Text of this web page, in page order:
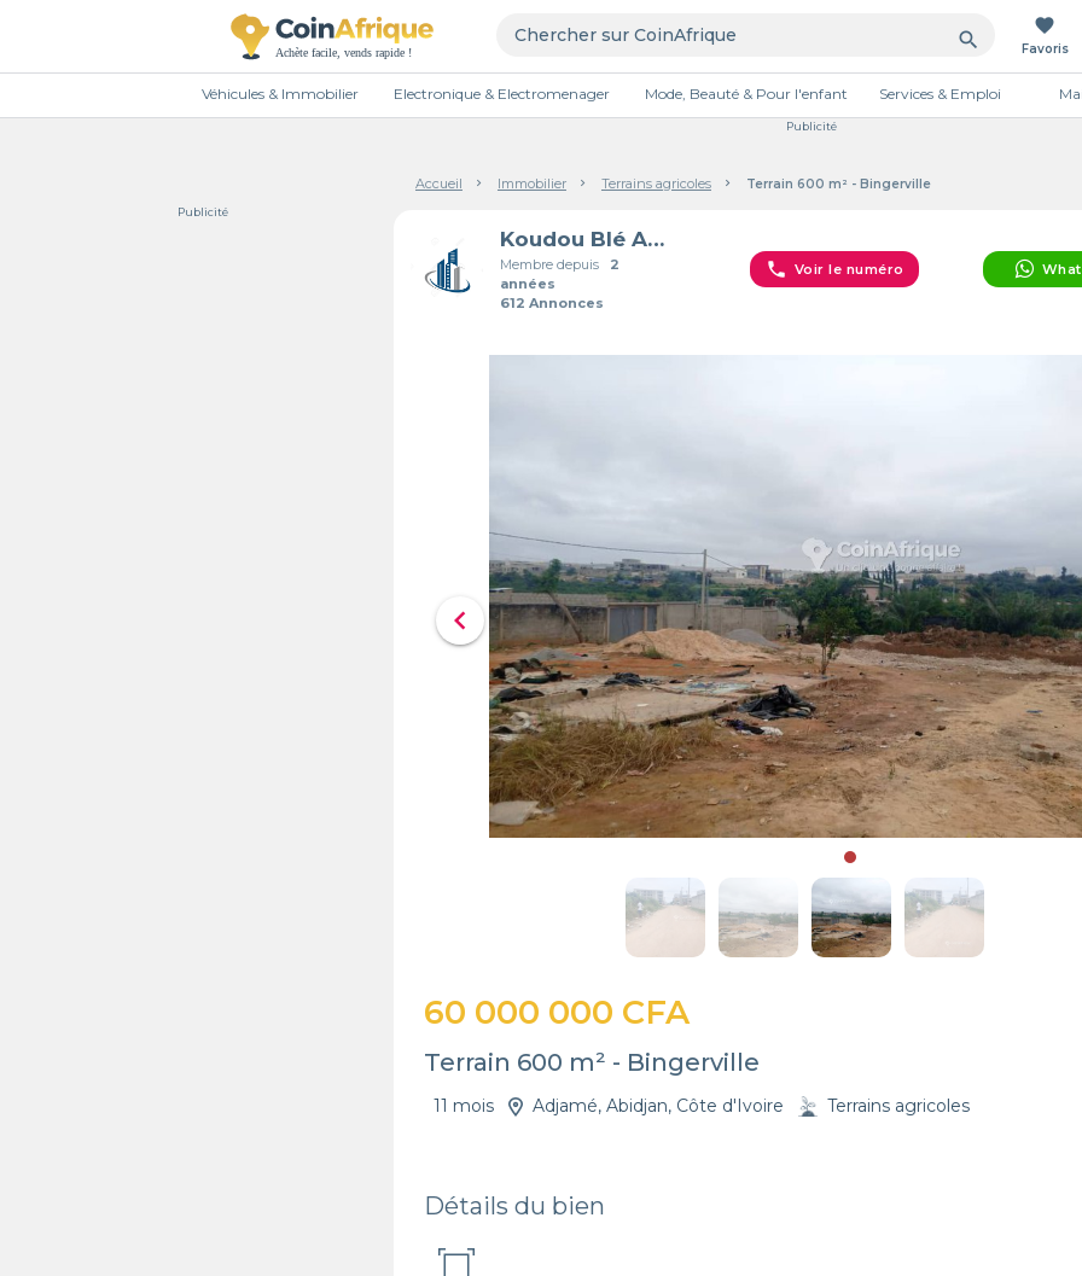
search
favorite
Favoris
Véhicules & Immobilier Electronique & Electromenager Mode, Beauté & Pour l'enfant Services & Emploi
Publicité
Accueil Immobilier Terrains agricoles Terrain 600 m² - Bingerville
Publicité
Koudou Blé Anderson
Membre depuis2
années
612 Annonces
phone Voir le numéro
chevron_left
60 000 000 CFA
Terrain 600 m² - Bingerville
11 mois Adjamé, Abidjan, Côte d'Ivoire Terrains agricoles
Détails du bien